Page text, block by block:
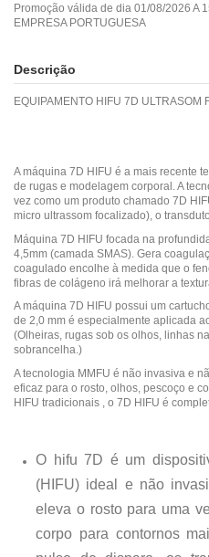
Promoção válida de dia 01/08/2026 A
EMPRESA PORTUGUESA
Descrição
EQUIPAMENTO HIFU 7D ULTRASOM
A máquina 7D HIFU é a mais recente
de rugas e modelagem corporal. A
vez como um produto chamado 7D
micro ultrassom focalizado), o
Máquina 7D HIFU focada na
4,5mm (camada SMAS). Gera
coagulado encolhe à medida que o
fibras de colágeno irá melhorar a
A máquina 7D HIFU possui um
de 2,0 mm é especialmente aplicada
(Olheiras, rugas sob os olhos, linhas
sobrancelha.)
A tecnologia MMFU é não invasiva e
eficaz para o rosto, olhos, pescoço e
HIFU tradicionais , o 7D HIFU é
O hifu 7D é um
(HIFU) ideal e não
eleva o rosto para uma
corpo para contornos